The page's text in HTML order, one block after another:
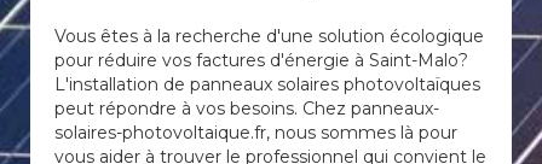
Vous êtes à la recherche d'une solution écologique
pour réduire vos factures d'énergie à Saint-Malo?
L'installation de panneaux solaires photovoltaïques
peut répondre à vos besoins. Chez panneaux-
solaires-photovoltaique.fr, nous sommes là pour
vous aider à trouver le professionnel qui convient le